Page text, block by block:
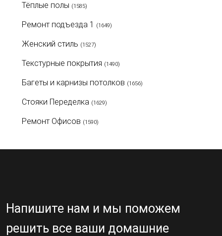
Тёплые полы (1585)
Ремонт подъезда 1 (1649)
Женский стиль (1527)
Текстурные покрытия (1490)
Багеты и карнизы потолков (1656)
Стояки Переделка (1629)
Ремонт Офисов (1590)
Напишите нам и мы поможем
решить все ваши домашние